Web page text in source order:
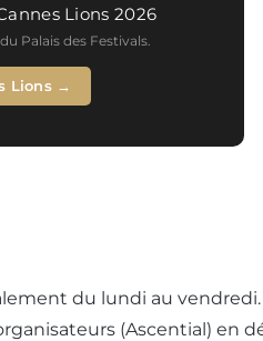
Lions 2026
Palais des Festivals.
Lions →
du lundi au vendredi.
(Ascential) en